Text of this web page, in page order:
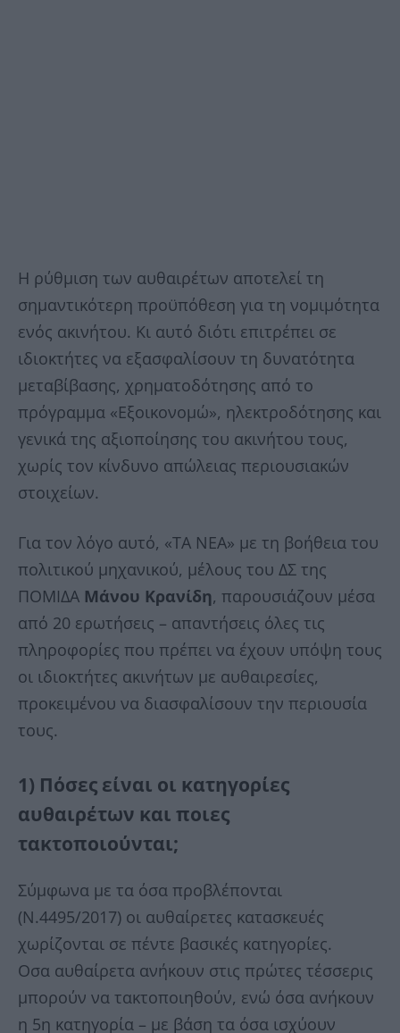
Η ρύθμιση των αυθαιρέτων αποτελεί τη
σημαντικότερη προϋπόθεση για τη νομιμότητα
ενός ακινήτου. Κι αυτό διότι επιτρέπει σε
ιδιοκτήτες να εξασφαλίσουν τη δυνατότητα
μεταβίβασης, χρηματοδότησης από το
πρόγραμμα «Εξοικονομώ», ηλεκτροδότησης και
γενικά της αξιοποίησης του ακινήτου τους,
χωρίς τον κίνδυνο απώλειας περιουσιακών
στοιχείων.
Για τον λόγο αυτό, «ΤΑ ΝΕΑ» με τη βοήθεια του
πολιτικού μηχανικού, μέλους του ΔΣ της
ΠΟΜΙΔΑ Μάνου Κρανίδη, παρουσιάζουν μέσα
από 20 ερωτήσεις – απαντήσεις όλες τις
πληροφορίες που πρέπει να έχουν υπόψη τους
οι ιδιοκτήτες ακινήτων με αυθαιρεσίες,
προκειμένου να διασφαλίσουν την περιουσία
τους.
1) Πόσες είναι οι κατηγορίες
αυθαιρέτων και ποιες
τακτοποιούνται;
Σύμφωνα με τα όσα προβλέπονται
(Ν.4495/2017) οι αυθαίρετες κατασκευές
χωρίζονται σε πέντε βασικές κατηγορίες.
Οσα αυθαίρετα ανήκουν στις πρώτες τέσσερις
μπορούν να τακτοποιηθούν, ενώ όσα ανήκουν
η 5η κατηγορία – με βάση τα όσα ισχύουν